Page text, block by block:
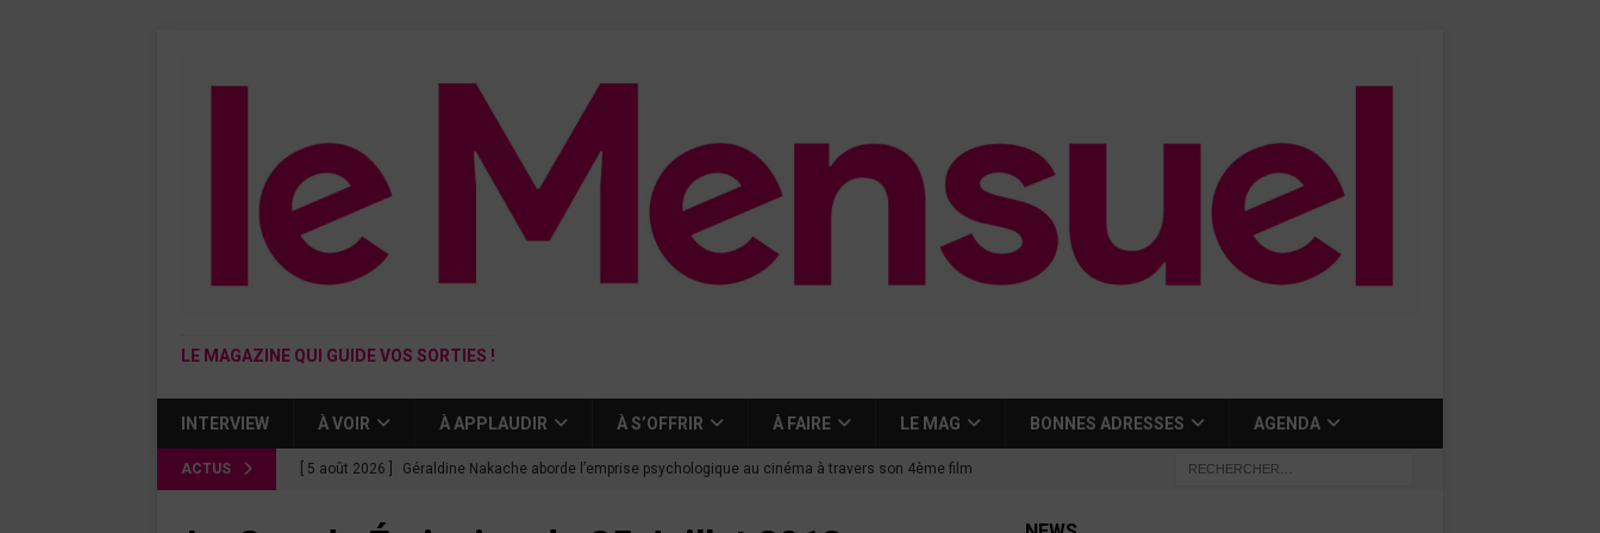
LE MAGAZINE QUI GUIDE VOS SORTIES !
INTERVIEW À VOIR À APPLAUDIR À S’OFFRIR À FAIRE LE MAG BONNES ADRESSES AGENDA
ACTUS [ 5 août 2026 ] Géraldine Nakache aborde l’emprise psychologique au cinéma à travers son 4ème film